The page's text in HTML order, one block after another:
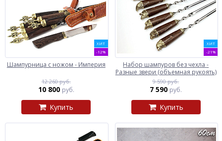
ХИТ
-12%
Шампурница с ножом - Империя
12 260 руб.
10 800 руб.
Купить
ХИТ
-21%
Набор шампуров без чехла -
Разные звери (объемная рукоять)
9 590 руб.
7 590 руб.
Купить